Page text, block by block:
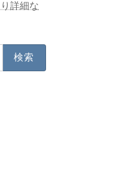
詳細な